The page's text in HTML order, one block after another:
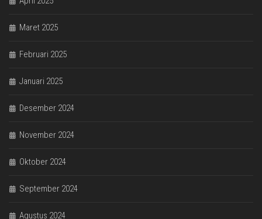
Maret 2025
Februari 2025
Januari 2025
Desember 2024
November 2024
Oktober 2024
September 2024
Agustus 2024